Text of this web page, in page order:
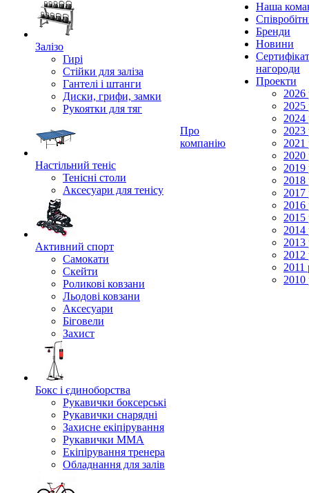
Залізо
Гирі
Стійки для заліза
Гантелі і штанги
Диски, грифи, замки
Рукоятки для тяг
Настільний теніс
Тенісні столи
Аксесуари для тенісу
Активний спорт
Самокати
Скейти
Роликові ковзани
Льодові ковзани
Аксесуари
Біговели
Захист
Бокс і єдиноборства
Рукавички боксерські
Рукавички снарядні
Захисне екіпірування
Рукавички ММА
Екіпірування тренера
Обладнання для залів
Про
компанію
Наша
Бренди
Новини
нагороди
Проекти
2026
2025
2024
2023
2021
2020
2019
2018
2017
2016
2015
2014
2013
2012
2011
2010